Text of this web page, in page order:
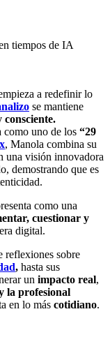
tiempos de IA
a redefinir lo
se mantiene
consciente.
como uno de los “29
, Manola combina su
una visión innovadora
demostrando que es
como una
cuestionar y
digital.
reflexiones sobre
, hasta sus
un impacto real,
la profesional
en lo más cotidiano.